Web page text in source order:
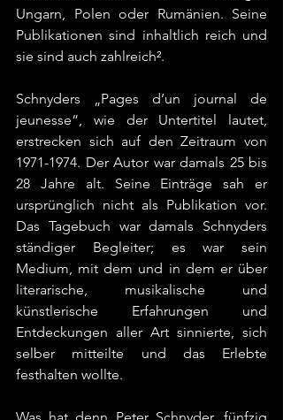
Ungarn, Polen oder Rumänien. Seine
Publikationen sind inhaltlich reich und
sie sind auch zahlreich².
Schnyders „Pages d’un journal de
jeunesse“, wie der Untertitel lautet,
erstrecken sich auf den Zeitraum von
1971-1974. Der Autor war damals 25 bis
28 Jahre alt. Seine Einträge sah er
ursprünglich nicht als Publikation vor.
Das Tagebuch war damals Schnyders
ständiger Begleiter; es war sein
Medium, mit dem und in dem er über
literarische, musikalische und
künstlerische Erfahrungen und
Entdeckungen aller Art sinnierte, sich
selber mitteilte und das Erlebte
festhalten wollte.